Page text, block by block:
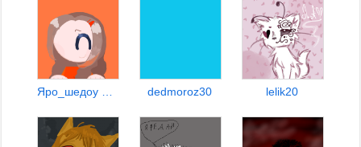
dedmoroz30 lelik20